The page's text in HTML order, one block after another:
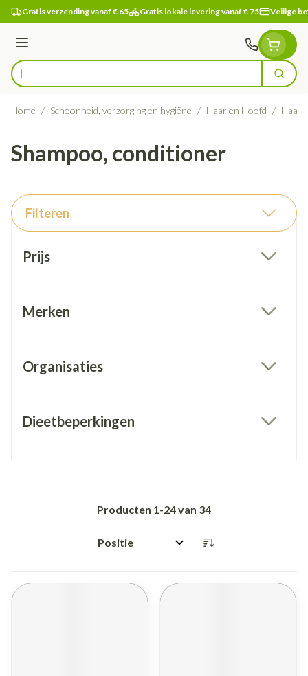
Ga naar de inhoud
Gratis verzending vanaf € 65 Gratis lokale levering vanaf € 75 Veilige
Menu
Product, merk, categorie... Zoek
Home / Schoonheid, verzorging en hygiëne / Haar en Hoofd /
Shampoo, conditioner
Filteren
Prijs
Merken
Organisaties
Dieetbeperkingen
Producten 1-24van 34
Sorteer op: